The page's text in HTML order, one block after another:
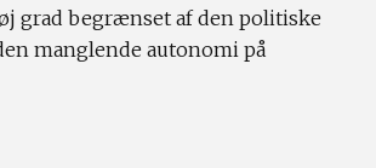
grad begrænset af den politiske
manglende autonomi på